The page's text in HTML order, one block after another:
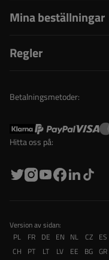
Mina beställningar
Regler
Betalningsmetoder:
Hitta oss på:
Version av sidan:
PL
FR DE EN NL CZ ES
CH
PT LT LV EE BG GR